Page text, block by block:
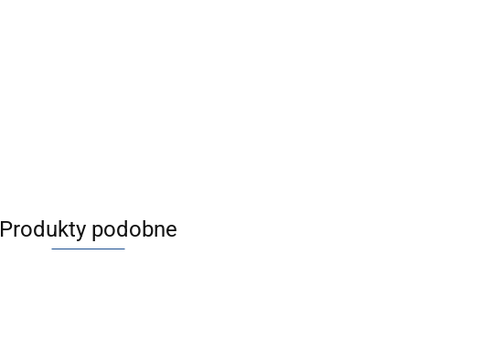
Produkty podobne